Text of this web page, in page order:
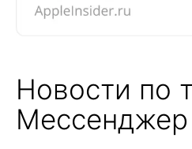
Новости по
Мессенджер